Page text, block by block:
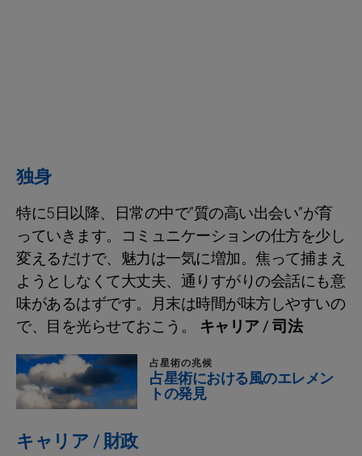
独身
特に5日以降、日常の中で“質の高い出会い”が育
っていきます。コミュニケーションの仕方を少し
変えるだけで、魅力は一気に増加。焦って捕まえ
ようとしなくて大丈夫、通りすがりの会話にも意
味があるはずです。月末は時間が味方しやすいの
で、目を光らせておこう。 キャリア / 司法
占星術の兆候
占星術における風のエレメン
トの発見
キャリア / 財政